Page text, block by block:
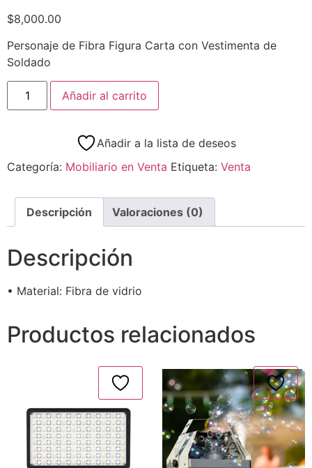
$8,000.00
Personaje de Fibra Figura Carta con Vestimenta de
Soldado
Añadir al carrito
Añadir a la lista de deseos
Categoría: Mobiliario en Venta Etiqueta: Venta
Descripción Valoraciones (0)
Descripción
• Material: Fibra de vidrio
Productos relacionados